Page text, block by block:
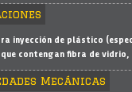
inyección de plástico
contengan fibra de vidrio,
Mecánicas